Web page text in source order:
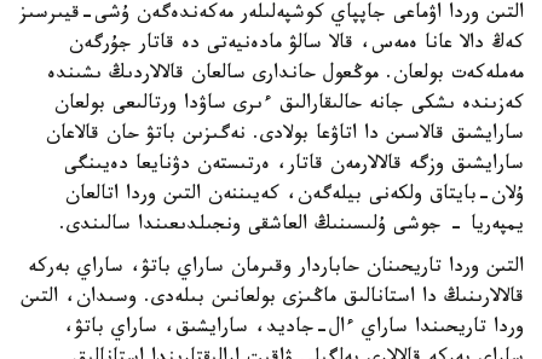
التىن وردا اۋماعى جاپپاي كوشپەلىلەر مەكەندەگەن ۇشى-قيىرسىز
كەڭ دالا عانا ەمەس، قالا سالۋ مادەنيەتى دە قاتار جۇرگەن
مەملەكەت بولعان. موڭعول حاندارى سالعان قالالاردىڭ ىشىندە
كەزىندە ىشكى جانە حالىقارالىق ءىرى ساۋدا ورتالىعى بولعان
سارايشىق قالاسىن دا اتاۋعا بولادى. نەگىزىن باتۋ حان قالاعان
سارايشىق وزگە قالالارمەن قاتار، ەرتىستەن دۋنايعا دەيىنگى
ۇلان-بايتاق ولكەنى بيلەگەن، كەيىننەن التىن وردا اتالعان
يمپەريا - جوشى ۇلىسىنىڭ العاشقى ونجىلدىعىندا سالىندى.
التىن وردا تاريحىنان حاباردار وقىرمان ساراي باتۋ، ساراي بەركە
قالالارىنىڭ دا استانالىق ماڭىزى بولعانىن بىلەدى. وسىدان، التىن
وردا تاريحىندا ساراي ءال-جاديد، سارايشىق، ساراي باتۋ،